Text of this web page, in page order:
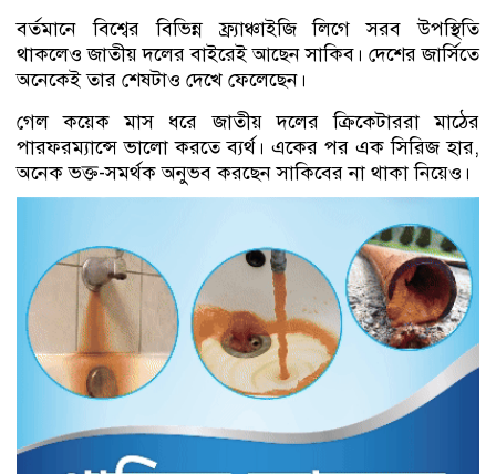
বর্তমানে বিশ্বের বিভিন্ন ফ্র্যাঞ্চাইজি লিগে সরব উপস্থিতি
থাকলেও জাতীয় দলের বাইরেই আছেন সাকিব। দেশের জার্সিতে
অনেকেই তার শেষটাও দেখে ফেলেছেন।
গেল কয়েক মাস ধরে জাতীয় দলের ক্রিকেটাররা মাঠের
পারফরম্যান্সে ভালো করতে ব্যর্থ। একের পর এক সিরিজ হার,
অনেক ভক্ত-সমর্থক অনুভব করছেন সাকিবের না থাকা নিয়েও।